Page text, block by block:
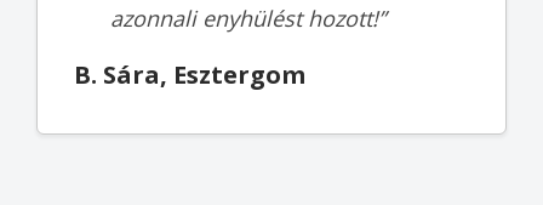
azonnali enyhülést hozott!”
B. Sára, Esztergom